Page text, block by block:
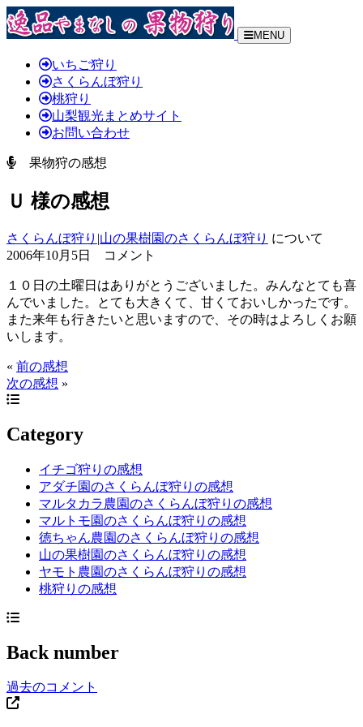
MENU
いちご狩り
さくらんぼ狩り
桃狩り
山梨観光まとめサイト
お問い合わせ
果物狩の感想
Ｕ 様の感想
さくらんぼ狩り |山の果樹園のさくらんぼ狩り について
2006年10月5日 コメント
１０日の土曜日はありがとうございました。みんなとても喜
んでいました。とても大きくて、甘くておいしかったです。
また来年も行きたいと思いますので、その時はよろしくお願
いします。
« 前の感想
次の感想 »
Category
イチゴ狩りの感想
アダチ園のさくらんぼ狩りの感想
マルタカラ農園のさくらんぼ狩りの感想
マルトモ園のさくらんぼ狩りの感想
徳ちゃん農園のさくらんぼ狩りの感想
山の果樹園のさくらんぼ狩りの感想
ヤモト農園のさくらんぼ狩りの感想
桃狩りの感想
Back number
過去のコメント